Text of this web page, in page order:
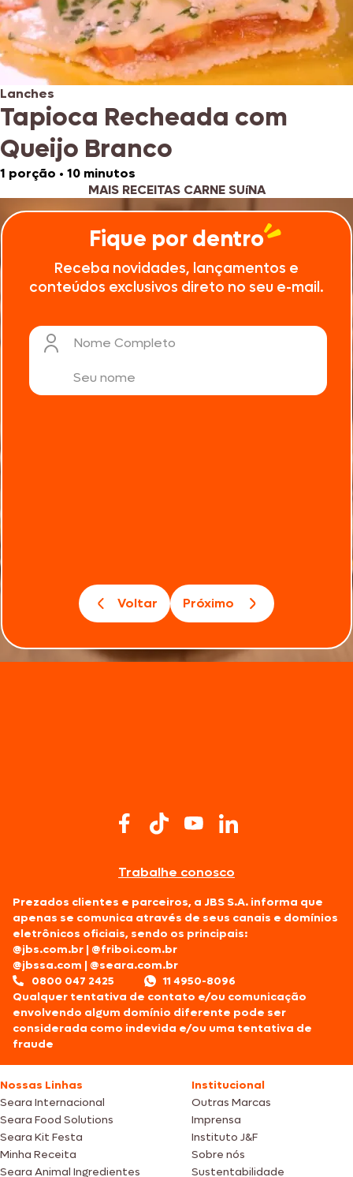
Lanches
Tapioca Recheada com
Queijo Branco
1 porção • 10 minutos
MAIS RECEITAS CARNE SUíNA
Fique por dentro
Receba novidades, lançamentos e
conteúdos exclusivos direto no seu e-mail.
Nome Completo
Voltar Próximo
Trabalhe conosco
Prezados clientes e parceiros, a JBS S.A. informa que
apenas se comunica através de seus canais e domínios
eletrônicos oficiais, sendo os principais:
@jbs.com.br |@friboi.com.br
@jbssa.com |@seara.com.br
0800 047 2425
11 4950-8096
Qualquer tentativa de contato e/ou comunicação
envolvendo algum domínio diferente pode ser
considerada como indevida e/ou uma tentativa de
fraude
Nossas Linhas
Seara Internacional
Seara Food Solutions
Seara Kit Festa
Minha Receita
Seara Animal Ingredientes
Institucional
Outras Marcas
Imprensa
Instituto J&F
Sobre nós
Sustentabilidade